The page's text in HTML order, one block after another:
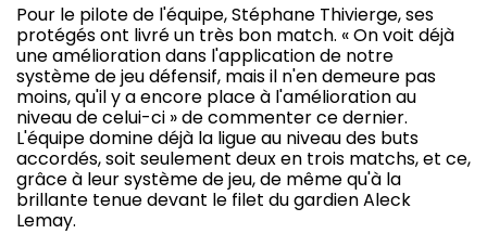
Pour le pilote de l'équipe, Stéphane Thivierge, ses
protégés ont livré un très bon match. « On voit déjà
une amélioration dans l'application de notre
système de jeu défensif, mais il n'en demeure pas
moins, qu'il y a encore place à l'amélioration au
niveau de celui-ci » de commenter ce dernier.
L'équipe domine déjà la ligue au niveau des buts
accordés, soit seulement deux en trois matchs, et ce,
grâce à leur système de jeu, de même qu'à la
brillante tenue devant le filet du gardien Aleck
Lemay.